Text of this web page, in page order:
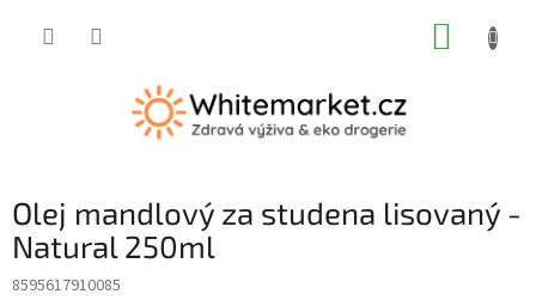
Olej mandlový za studena lisovaný -
Natural 250ml
8595617910085